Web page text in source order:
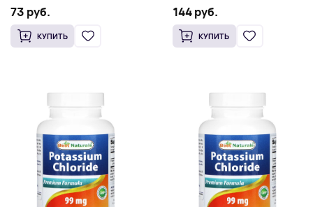
73 руб.
КУПИТЬ
пептиды, без добавок, 454 г
(1 фунт)
144 руб.
КУПИТЬ